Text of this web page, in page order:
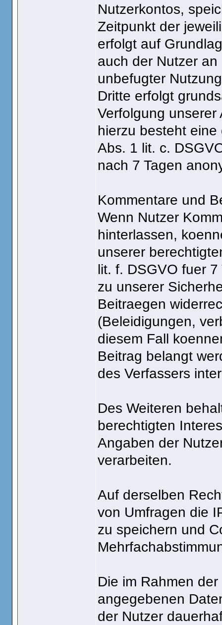
Nutzerkontos,
Zeitpunkt der
erfolgt auf
auch der Nutzer
unbefugter
Dritte erfolgt
Verfolgung
hierzu besteht
Abs. 1 lit. c.
nach 7 Tagen
Kommentare und
Wenn Nutzer
hinterlassen,
unserer
lit. f. DSGVO fuer
zu unserer
Beitraegen
(Beleidigungen,
diesem Fall
Beitrag belangt
des Verfassers
Des Weiteren
berechtigten
Angaben der
verarbeiten.
Auf derselben
von Umfragen die
zu speichern und
Die im Rahmen
angegebenen
der Nutzer